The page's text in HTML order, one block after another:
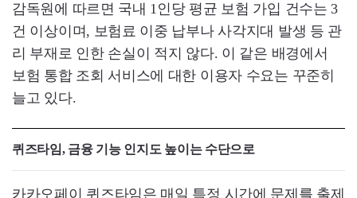
감독원에 따르면 국내 1인당 평균 보험 가입 건수는 3
건 이상이며, 보험료 이중 납부나 사각지대 발생 등 관
리 부재로 인한 손실이 적지 않다. 이 같은 배경에서
보험 통합 조회 서비스에 대한 이용자 수요는 꾸준히
늘고 있다.
퀴즈타임, 금융 기능 인지도 높이는 수단으로
카카오페이 퀴즈타임은 매일 특정 시간에 문제를 출제